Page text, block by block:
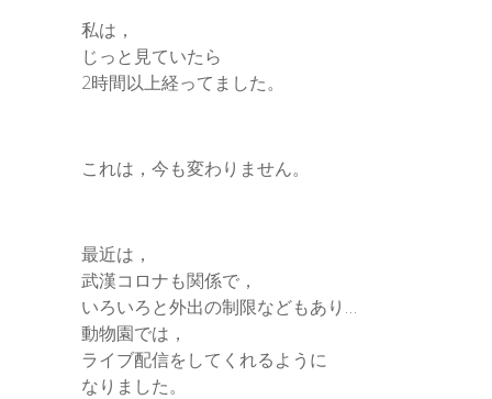
私は，
じっと見ていたら
2時間以上経ってました。
これは，今も変わりません。
最近は，
武漢コロナも関係で，
いろいろと外出の制限などもあり…
動物園では，
ライブ配信をしてくれるように
なりました。